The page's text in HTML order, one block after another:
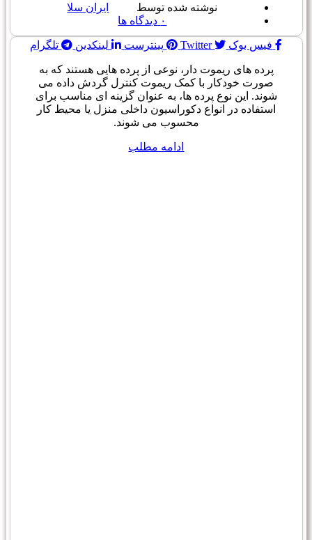
نوشته شده توسط
ایران سلا
۰ دیدگاه ها
فیس بوک Twitter پینترست لینکدین تلگرام
پرده های ریموت دار، نوعی از پرده هایی هستند که به
صورت خودکار با کمک ریموت کنترل گردش داده می
شوند. این نوع پرده ها، به عنوان گزینه ای مناسب برای
استفاده در انواع دکوراسیون داخلی منزل یا محیط کار
محسوب می شوند.
ادامه مطلب